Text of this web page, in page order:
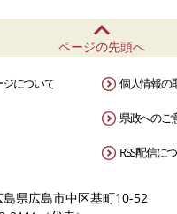
ページの先頭へ
について 個人情報の
県政へのご
RSS配信に
県広島市中区基町10-52